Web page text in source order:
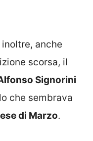
anche
scorsa, il
Signorini
che sembrava
di Marzo.